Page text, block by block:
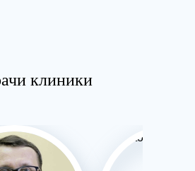
клиники